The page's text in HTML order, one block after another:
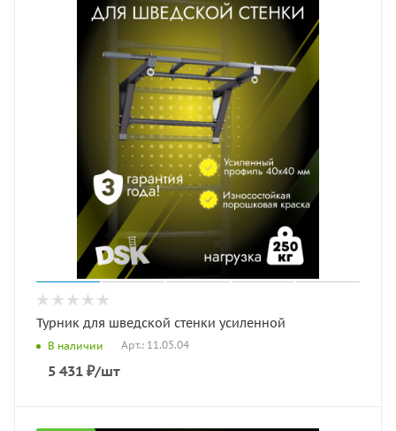
Турник для шведской стенки усиленной
В наличии Арт.: 11.05.04
5 431 ₽/шт